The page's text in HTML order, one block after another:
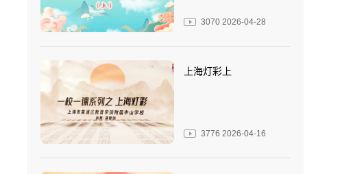
3070 2026-04-28
上海灯彩上
3776 2026-04-16